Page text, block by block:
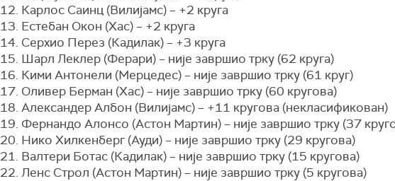
12. Карлос Саинц (Вилијамс) – +2 круга
13. Естебан Окон (Хас) – +2 круга
14. Серхио Перез (Кадилак) – +3 круга
15. Шарл Леклер (Ферари) – није завршио трку (62 круга)
16. Кими Антонели (Мерцедес) – није завршио трку (61 круг)
17. Оливер Берман (Хас) – није завршио трку (60 кругова)
18. Александер Албон (Вилијамс) – +11 кругова (некласификован)
19. Фернандо Алонсо (Астон Мартин) – није завршио трку (37
20. Нико Хилкенберг (Ауди) – није завршио трку (29 кругова)
21. Валтери Ботас (Кадилак) – није завршио трку (15 кругова)
22. Ленс Строл (Астон Мартин) – није завршио трку (5 кругова)